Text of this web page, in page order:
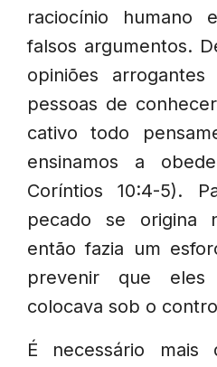
raciocínio humano
falsos argumentos.
opiniões
pessoas de
cativo todo
ensinamos a
Coríntios 10:4-5).
pecado se origina
então fazia um
prevenir que
colocava sob o
É necessário